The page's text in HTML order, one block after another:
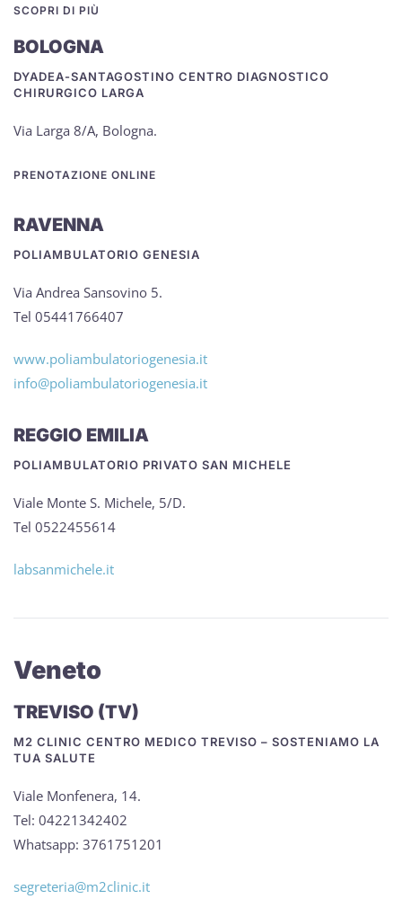
SCOPRI DI PIÙ
BOLOGNA
DYADEA-SANTAGOSTINO CENTRO DIAGNOSTICO
CHIRURGICO LARGA
Via Larga 8/A, Bologna.
PRENOTAZIONE ONLINE
RAVENNA
POLIAMBULATORIO GENESIA
Via Andrea Sansovino 5.
Tel 05441766407
www.poliambulatoriogenesia.it
info@poliambulatoriogenesia.it
REGGIO EMILIA
POLIAMBULATORIO PRIVATO SAN MICHELE
Viale Monte S. Michele, 5/D.
Tel 0522455614
labsanmichele.it
Veneto
TREVISO (TV)
M2 CLINIC CENTRO MEDICO TREVISO – SOSTENIAMO LA
TUA SALUTE
Viale Monfenera, 14.
Tel: 04221342402
Whatsapp: 3761751201
segreteria@m2clinic.it